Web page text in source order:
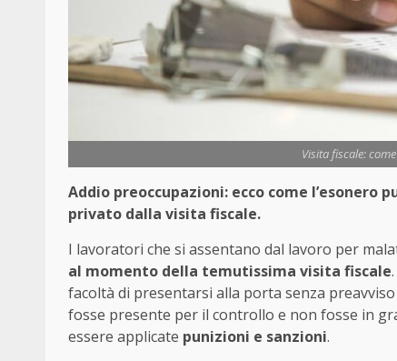
Visita fiscale:
Addio preoccupazioni: ecco come l’esonero
privato dalla visita fiscale.
I lavoratori che si assentano dal lavoro per
al momento della temutissima visita fiscale
facoltà di presentarsi alla porta senza
fosse presente per il controllo e non fosse in
essere applicate punizioni e sanzioni.